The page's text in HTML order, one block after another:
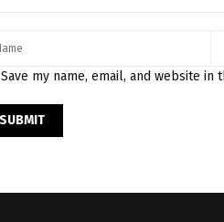
Save my name, email, and website